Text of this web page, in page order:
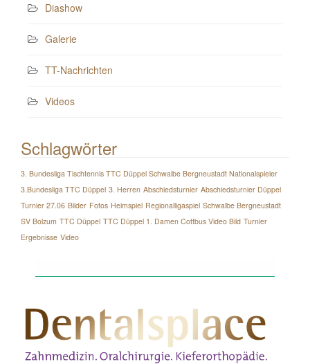
Diashow
Galerie
TT-Nachrichten
Videos
Schlagwörter
3. Bundesliga Tischtennis TTC Düppel Schwalbe Bergneustadt Nationalspieler
3.Bundesliga TTC Düppel 3. Herren Abschiedsturnier Abschiedsturnier Düppel
Turnier 27.06 Bilder Fotos Heimspiel Regionalligaspiel Schwalbe Bergneustadt
SV Bolzum TTC Düppel TTC Düppel 1. Damen Cottbus Video Bild Turnier
Ergebnisse Video